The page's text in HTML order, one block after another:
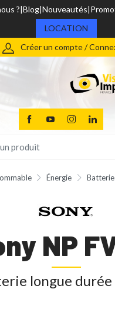
? Blog Nouveautés
LOCATION
Créer un compte /
Énergie
NP
longue durée